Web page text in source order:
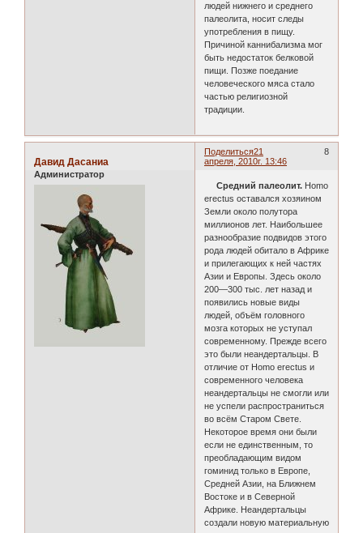
людей нижнего и среднего
палеолита, носит следы
употребления в пищу.
Причиной каннибализма мог
быть недостаток белковой
пищи. Позже поедание
человеческого мяса стало
частью религиозной
традиции.
Поделиться 8
21
апреля, 2010г. 13:46
Давид Дасаниа
Администратор
Средний палеолит. Homo
erectus оставался хозяином
Земли около полутора
миллионов лет. Наибольшее
разнообразие подвидов этого
рода людей обитало в Африке
и прилегающих к ней частях
Азии и Европы. Здесь около
200—300 тыс. лет назад и
появились новые виды
людей, объём головного
мозга которых не уступал
современному. Прежде всего
это были неандертальцы. В
отличие от Homo erectus и
современного человека
неандертальцы не смогли или
не успели распространиться
во всём Старом Свете.
Некоторое время они были
если не единственным, то
преобладающим видом
гоминид только в Европе,
Средней Азии, на Ближнем
Востоке и в Северной
Африке. Неандертальцы
создали новую материальную